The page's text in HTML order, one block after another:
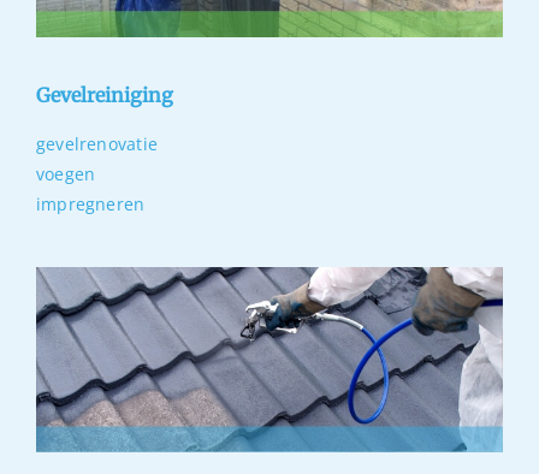
Gevelreiniging
gevelrenovatie
voegen
impregneren